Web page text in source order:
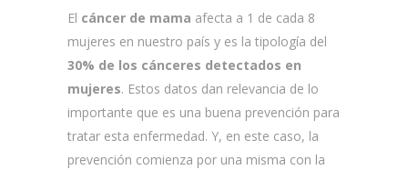
El cáncer de mama afecta a 1 de cada 8
mujeres en nuestro país y es la tipología del
30% de los cánceres detectados en
mujeres. Estos datos dan relevancia de lo
importante que es una buena prevención para
tratar esta enfermedad. Y, en este caso, la
prevención comienza por una misma con la